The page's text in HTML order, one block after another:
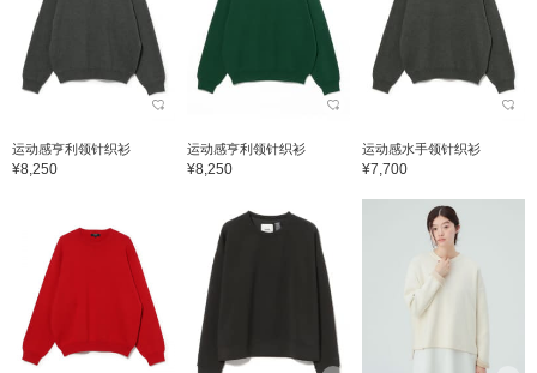
运动感亨利领针织衫
¥8,250
运动感亨利领针织衫
¥8,250
运动感水手领针织衫
¥7,700